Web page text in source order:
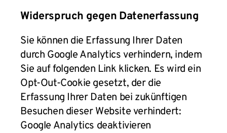
Widerspruch gegen Datenerfassung
Sie können die Erfassung Ihrer Daten
durch Google Analytics verhindern, indem
Sie auf folgenden Link klicken. Es wird ein
Opt-Out-Cookie gesetzt, der die
Erfassung Ihrer Daten bei zukünftigen
Besuchen dieser Website verhindert:
Google Analytics deaktivieren